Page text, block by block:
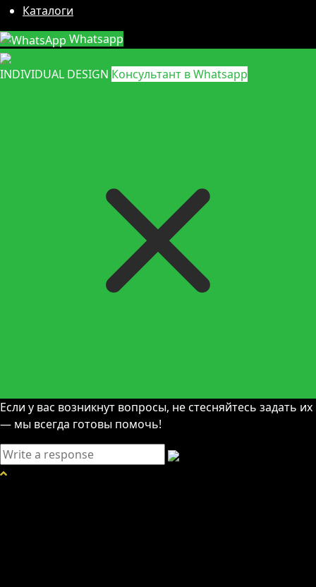
Каталоги
Whatsapp
INDIVIDUAL DESIGN Консультант в Whatsapp
Если у вас возникнут вопросы, не стесняйтесь задать их
— мы всегда готовы помочь!